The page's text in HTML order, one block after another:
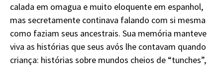
calada em omagua e muito eloquente em espanhol,
mas secretamente continava falando com si mesma
como faziam seus ancestrais. Sua memória manteve
viva as histórias que seus avós lhe contavam quando
criança: histórias sobre mundos cheios de “tunches”,